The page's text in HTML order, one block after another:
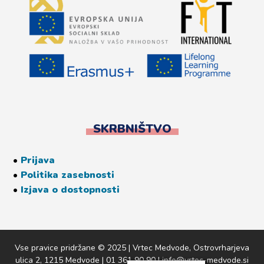
SKRBNIŠTVO
• Prijava
• Politika zasebnosti
• Izjava o dostopnosti
Vse pravice pridržane © 2025 | Vrtec Medvode, Ostrovrharjeva
ulica 2, 1215 Medvode | 01 361 90 90 | info@vrtec-medvode.si